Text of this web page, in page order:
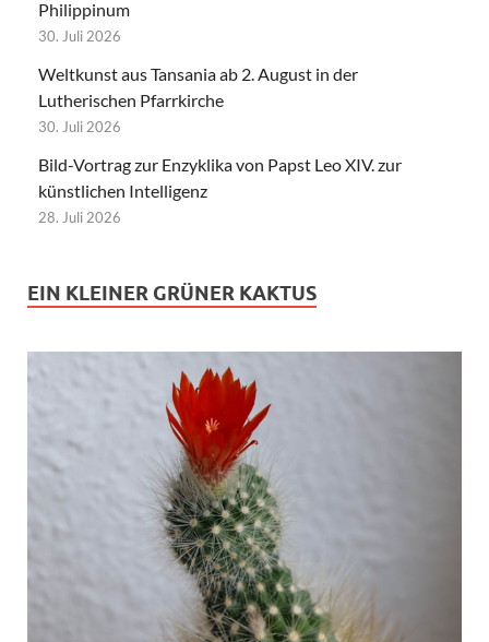
Philippinum
30. Juli 2026
Weltkunst aus Tansania ab 2. August in der
Lutherischen Pfarrkirche
30. Juli 2026
Bild-Vortrag zur Enzyklika von Papst Leo XIV. zur
künstlichen Intelligenz
28. Juli 2026
EIN KLEINER GRÜNER KAKTUS